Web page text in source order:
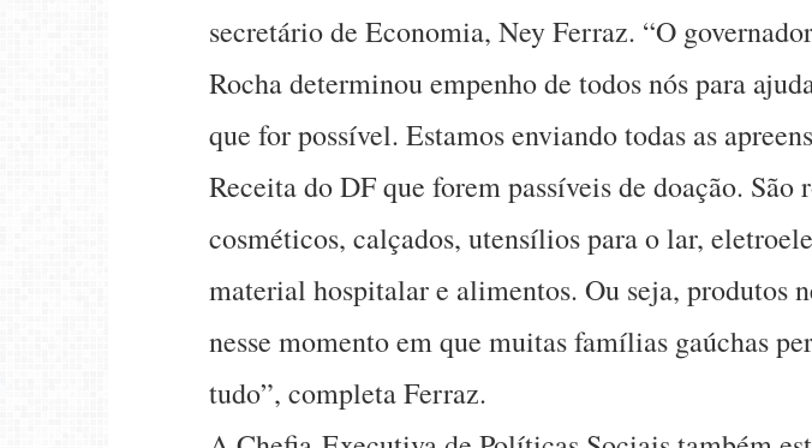
secretário de Economia, Ney Ferraz. “O
Rocha determinou empenho de todos nós para
que for possível. Estamos enviando todas as
Receita do DF que forem passíveis de doação. São
cosméticos, calçados, utensílios para o lar,
material hospitalar e alimentos. Ou seja, produtos
nesse momento em que muitas famílias gaúchas
tudo”, completa Ferraz.